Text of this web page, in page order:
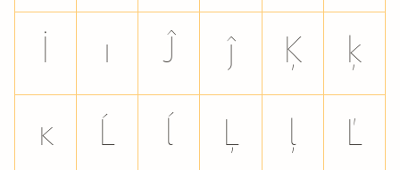
İ ı Ĵ ĵ Ķ ķ
ĸ Ĺ ĺ Ļ ļ Ľ